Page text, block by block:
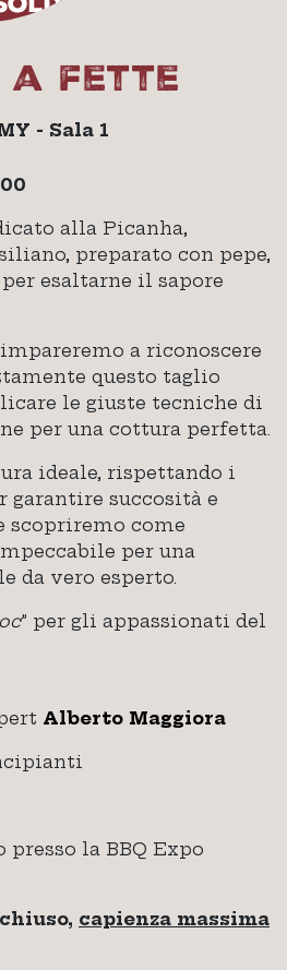
a fette
- Sala 1
alla Picanha,
preparato con pepe,
esaltarne il sapore
a riconoscere
questo taglio
le giuste tecniche di
per una cottura perfetta.
ideale, rispettando i
garantire succosità e
scopriremo come
per una
da vero esperto.
” per gli appassionati del
Alberto Maggiora
presso la BBQ Expo
capienza massima